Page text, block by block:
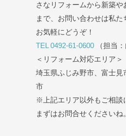
さなリフォームから新築や
まで、お問い合わせは私
お気軽にどうぞ！
TEL 0492-61-0600 （担当：
＜リフォーム対応エリア＞
埼玉県ふじみ野市、富士見
市
※上記エリア以外もご相談
まずはお問合せくださいね。